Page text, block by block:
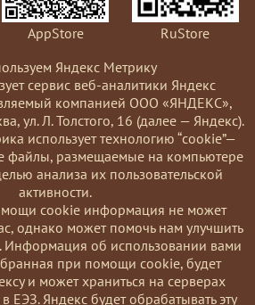
AppStore
RuStore
Яндекс Метрику
сервис веб-аналитики Яндекс
компанией ООО «ЯНДЕКС»,
ул. Л. Толстого, 16 (далее — Яндекс).
использует технологию “cookie”—
файлы, размещаемые на компьютере
анализа их пользовательской
активности.
cookie информация не может
однако может помочь нам улучшить
Информация об использовании вами
при помощи cookie, будет
и может храниться на серверах
ЕЭЗ. Яндекс будет обрабатывать эту